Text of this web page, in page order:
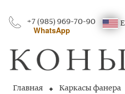
+7 (985) 969-70-90
WhatsApp
Главная Каркасы фанера